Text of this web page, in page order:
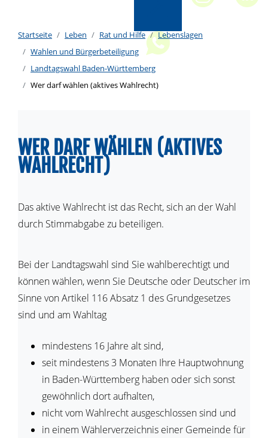
Startseite Leben Rat und Hilfe
Lebenslagen
Wahlen und Bürgerbeteiligung
Landtagswahl Baden-Württemberg
Wer darf wählen (aktives Wahlrecht)
WER DARF WÄHLEN (AKTIVES
WAHLRECHT)
Das aktive Wahlrecht ist das Recht, sich an der Wahl
durch Stimmabgabe zu beteiligen.
Bei der Landtagswahl sind Sie wahlberechtigt und
können wählen, wenn Sie Deutsche oder Deutscher im
Sinne von Artikel 116 Absatz 1 des Grundgesetzes
sind und am Wahltag
mindestens 16 Jahre alt sind,
seit mindestens 3 Monaten Ihre Hauptwohnung
in Baden-Württemberg haben oder sich sonst
gewöhnlich dort aufhalten,
nicht vom Wahlrecht ausgeschlossen sind und
in einem Wählerverzeichnis einer Gemeinde für